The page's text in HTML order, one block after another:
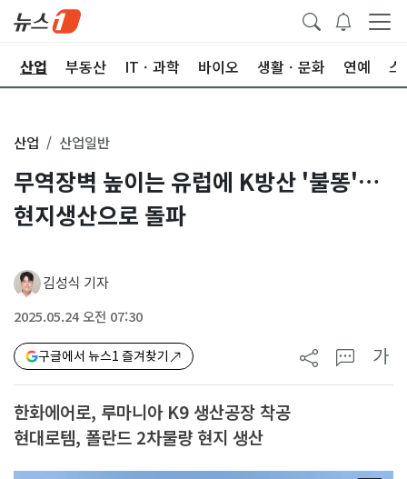
산업 부동산 ITㆍ과학 바이오 생활ㆍ문화 연예 스
산업 산업일반
무역장벽 높이는 유럽에 K방산 '불똥'…
현지생산으로 돌파
김성식 기자
2025.05.24 오전 07:30
구글에서 뉴스1 즐겨찾기 가
한화에어로, 루마니아 K9 생산공장 착공
현대로템, 폴란드 2차물량 현지 생산